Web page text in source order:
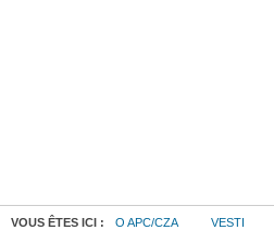
VOUS ÊTES ICI : O APC/CZA VESTI